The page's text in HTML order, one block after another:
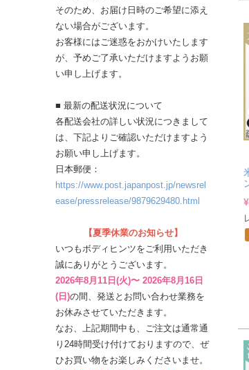
そのため、お届け日時のご希望に添え
ない場合がございます。
お客様にはご迷惑をおかけいたします
が、予めご了承いただけますようお願
い申し上げます。
■ 最新の配送状況について
各配送会社の詳しい状況につきまして
は、下記よりご確認いただけますよう
お願い申し上げます。
日本郵便：
https://www.post.japanpost.jp/newsrel
ease/pressrelease/9879629480.html
【夏季休業のお知らせ】
いつもボディヒンツをご利用いただき
誠にありがとうございます。
2026年8月11日(火)〜 2026年8月16日
(日)の間、発送とお問い合わせ業務を
お休みさせていただきます。
なお、上記期間中も、ご注文は通常通
り24時間受け付けておりますので、ぜ
ひお買い物をお楽しみくださいませ。
¥